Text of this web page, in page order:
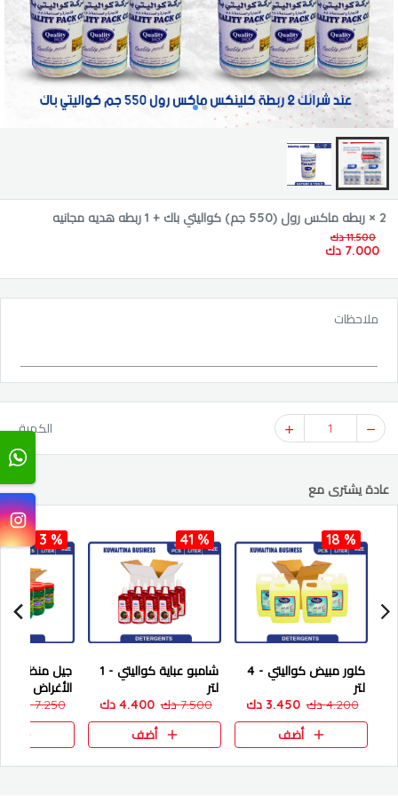
2 × ربطه ماكس رول (550 جم) كواليتي باك + 1 ربطه هديه مجانيه
11.500 دك
7.000 دك
ملاحظات
الكمية 1
عادة يشترى مع
18 %
كلور مبيض كواليتي - 4
لتر
4.200 دك
3.450 دك
أضف
41 %
شامبو عباية كواليتي - 1
لتر
7.500 دك
4.400 دك
أضف
3 %
جيل منظف
الأغراض - 1 كجم
7.250 دك